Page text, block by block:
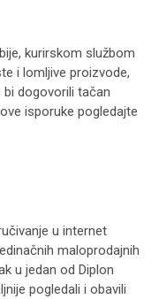
kurirskom službom
i lomljive proizvode,
dogovorili tačan
isporuke pogledajte
u internet
maloprodajnih
u jedan od Diplon
pogledali i obavili